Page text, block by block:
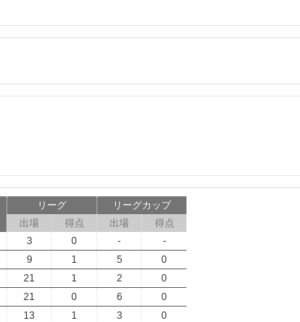
リーグ
リーグカップ
出場
得点 出場
得点
3 0 -
-
9 1 5
0
21 1 2
0
21 0 6
0
13 1 3 0